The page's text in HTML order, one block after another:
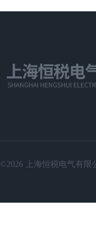
©2026 上海恒税电气有限